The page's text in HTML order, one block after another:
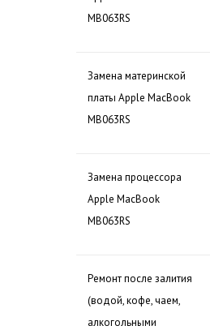
MB063RS
Замена материнской
платы Apple MacBook
MB063RS
Замена процессора
Apple MacBook
MB063RS
Ремонт после залития
(водой, кофе, чаем,
алкогольными